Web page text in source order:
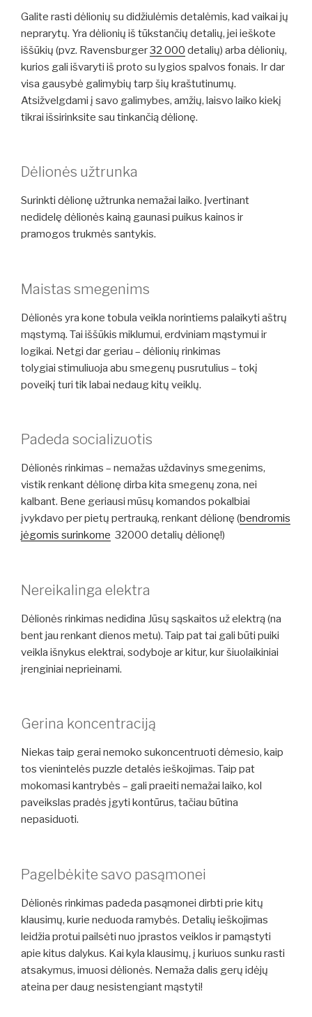
Galite rasti dėlionių su didžiulėmis detalėmis, kad vaikai jų
neprarytų. Yra dėlionių iš tūkstančių detalių, jei ieškote
iššūkių (pvz. Ravensburger32 000 detalių) arba dėlionių,
kurios gali išvaryti iš proto su lygios spalvos fonais. Ir dar
visa gausybė galimybių tarp šių kraštutinumų.
Atsižvelgdami į savo galimybes, amžių, laisvo laiko kiekį
tikrai išsirinksite sau tinkančią dėlionę.
Dėlionės užtrunka
Surinkti dėlionę užtrunka nemažai laiko. Įvertinant
nedidelę dėlionės kainą gaunasi puikus kainos ir
pramogos trukmės santykis.
Maistas smegenims
Dėlionės yra kone tobula veikla norintiems palaikyti aštrų
mąstymą. Tai iššūkis miklumui, erdviniam mąstymui ir
logikai. Netgi dar geriau – dėlionių rinkimas
tolygiai stimuliuoja abu smegenų pusrutulius – tokį
poveikį turi tik labai nedaug kitų veiklų.
Padeda socializuotis
Dėlionės rinkimas – nemažas uždavinys smegenims,
vistik renkant dėlionę dirba kita smegenų zona, nei
kalbant. Bene geriausi mūsų komandos pokalbiai
įvykdavo per pietų pertrauką, renkant dėlionę (bendromis
jėgomis surinkome 32000 detalių dėlionę!)
Nereikalinga elektra
Dėlionės rinkimas nedidina Jūsų sąskaitos už elektrą (na
bent jau renkant dienos metu). Taip pat tai gali būti puiki
veikla išnykus elektrai, sodyboje ar kitur, kur šiuolaikiniai
įrenginiai neprieinami.
Gerina koncentraciją
Niekas taip gerai nemoko sukoncentruoti dėmesio, kaip
tos vienintelės puzzle detalės ieškojimas. Taip pat
mokomasi kantrybės – gali praeiti nemažai laiko, kol
paveikslas pradės įgyti kontūrus, tačiau būtina
nepasiduoti.
Pagelbėkite savo pasąmonei
Dėlionės rinkimas padeda pasąmonei dirbti prie kitų
klausimų, kurie neduoda ramybės. Detalių ieškojimas
leidžia protui pailsėti nuo įprastos veiklos ir pamąstyti
apie kitus dalykus. Kai kyla klausimų, į kuriuos sunku rasti
atsakymus, imuosi dėlionės. Nemaža dalis gerų idėjų
ateina per daug nesistengiant mąstyti!